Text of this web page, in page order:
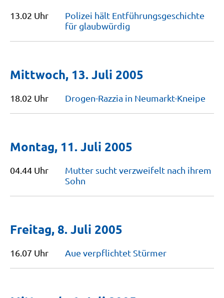
13.02 Uhr
Polizei hält Entführungs­ge­schichte
für glaubwürdig
Mittwoch, 13. Juli 2005
18.02 Uhr Drogen-Razzia in Neumarkt-Kneipe
Montag, 11. Juli 2005
04.44 Uhr
Mutter sucht verzweifelt nach ihrem
Sohn
Freitag, 8. Juli 2005
16.07 Uhr Aue verpflichtet Stürmer